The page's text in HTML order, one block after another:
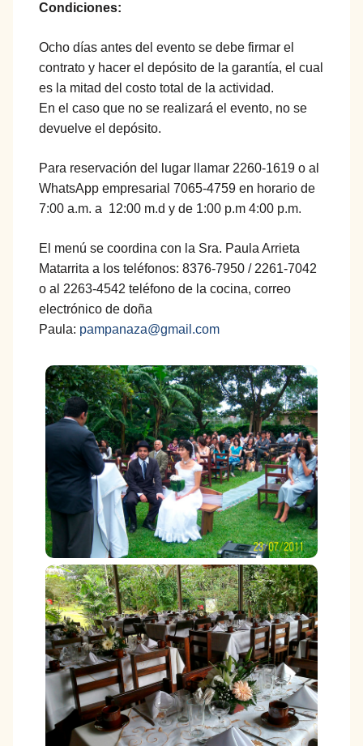
Condiciones:
Ocho días antes del evento se debe firmar el
contrato y hacer el depósito de la garantía, el cual
es la mitad del costo total de la actividad.
En el caso que no se realizará el evento, no se
devuelve el depósito.
Para reservación del lugar llamar 2260-1619 o al
WhatsApp empresarial 7065-4759 en horario de
7:00 a.m. a 12:00 m.d y de 1:00 p.m 4:00 p.m.
El menú se coordina con la Sra. Paula Arrieta
Matarrita a los teléfonos: 8376-7950 / 2261-7042
o al 2263-4542 teléfono de la cocina, correo
electrónico de doña
Paula: pampanaza@gmail.com